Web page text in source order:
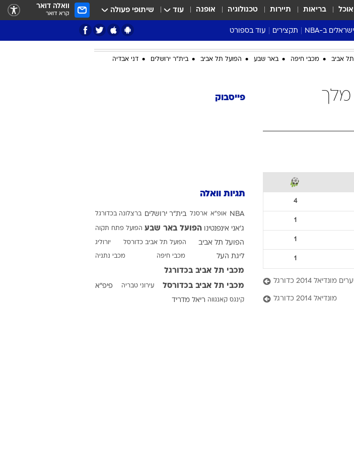
אוכל בריאות תיירות טכנולוגיה אופנה עוד שיתופי פעולה וואלה דואר
קרא דואר
ישראלים ב-NBA
דני אבדיה
תקצירים עוד בספורט
מונדיאל 2026
NBA
פודקאסטים
ענפים נוספים
לוח שידורים
החידה של ספורט1
ארכיון מדורים מחוץ לקווים
4-4-2 כתבו לנו
אביב מכבי חיפה באר שבע הפועל תל אביב בית"ר ירושלים דני אבדיה
ארגנטינה כדורגל מונדיאל 2014 מלך
4
1
1
1
2014 כדורגל
מונדיאל 2014 כדורגל
פייסבוק
תגיות וואלה
NBA אופ"א ארסנל בית"ר ירושלים ברצלונה בכדורגל
ג'אני אינפנטינו הפועל באר שבע הפועל פתח תקוה
הפועל תל אביב הפועל תל אביב כדורסל יורוליג
ליגת העל מכבי חיפה מכבי נתניה
מכבי תל אביב בכדורגל
מכבי תל אביב בכדורסל
עירוני טבריה פיפ"א
קינגס קאנגווה ריאל מדריד